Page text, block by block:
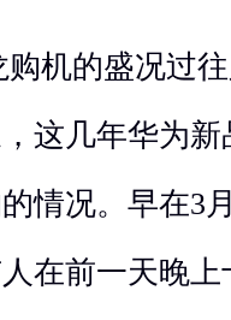
机的盛况过
这几年华为
情况。早在3
在前一天晚